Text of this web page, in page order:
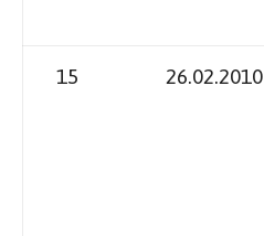
15 26.02.2010